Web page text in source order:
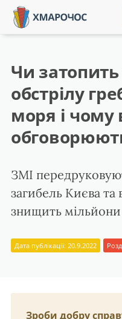
Чи
обстрілу
моря і чому
ЗМІ
загибель Києва та
знищить
Дата публікації: 20.9.2022
Зроби добру